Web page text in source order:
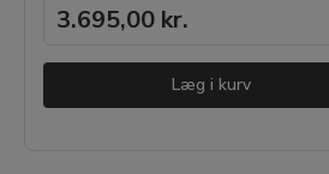
3.695,00 kr.
Læg i kurv